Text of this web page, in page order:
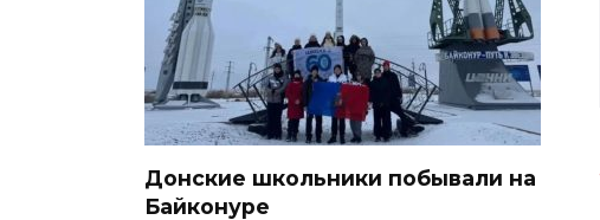
Донские школьники побывали на
Байконуре